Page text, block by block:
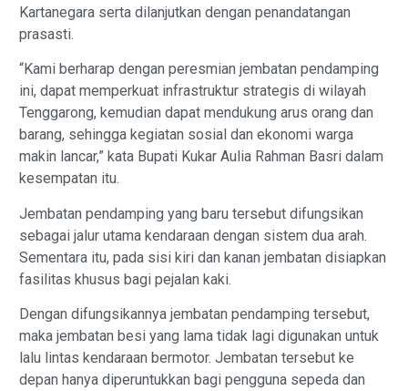
Kartanegara serta dilanjutkan dengan penandatangan
prasasti.
“Kami berharap dengan peresmian jembatan pendamping
ini, dapat memperkuat infrastruktur strategis di wilayah
Tenggarong, kemudian dapat mendukung arus orang dan
barang, sehingga kegiatan sosial dan ekonomi warga
makin lancar,” kata Bupati Kukar Aulia Rahman Basri dalam
kesempatan itu.
Jembatan pendamping yang baru tersebut difungsikan
sebagai jalur utama kendaraan dengan sistem dua arah.
Sementara itu, pada sisi kiri dan kanan jembatan disiapkan
fasilitas khusus bagi pejalan kaki.
Dengan difungsikannya jembatan pendamping tersebut,
maka jembatan besi yang lama tidak lagi digunakan untuk
lalu lintas kendaraan bermotor. Jembatan tersebut ke
depan hanya diperuntukkan bagi pengguna sepeda dan